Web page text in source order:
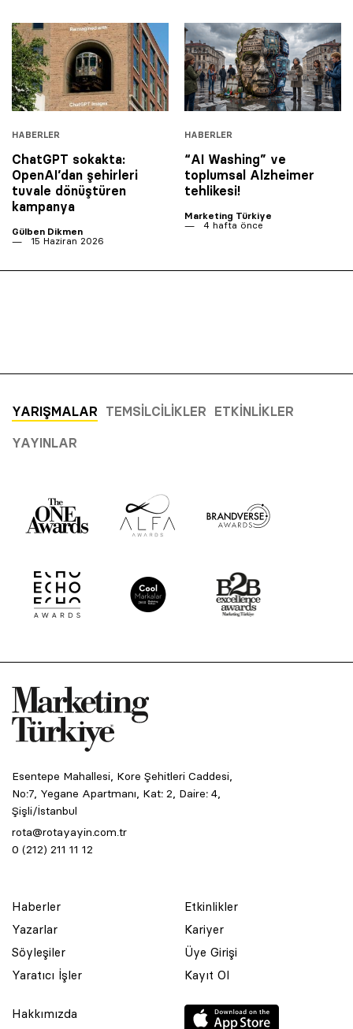
HABERLER
ChatGPT sokakta:
OpenAI’dan şehirleri
tuvale dönüştüren
kampanya
Gülben Dikmen
15 Haziran 2026
HABERLER
“AI Washing” ve
toplumsal Alzheimer
tehlikesi!
Marketing Türkiye
4 hafta önce
YARIŞMALAR TEMSILCILIKLER ETKINLIKLER
YAYINLAR
Esentepe Mahallesi, Kore Şehitleri Caddesi,
No:7, Yegane Apartmanı, Kat: 2, Daire: 4,
Şişli/İstanbul
rota@rotayayin.com.tr
0 (212) 211 11 12
Haberler
Yazarlar
Söyleşiler
Yaratıcı İşler
Etkinlikler
Kariyer
Üye Girişi
Kayıt Ol
Hakkımızda